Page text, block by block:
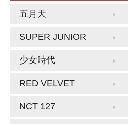
五月天
SUPER JUNIOR
少女時代
RED VELVET
NCT 127